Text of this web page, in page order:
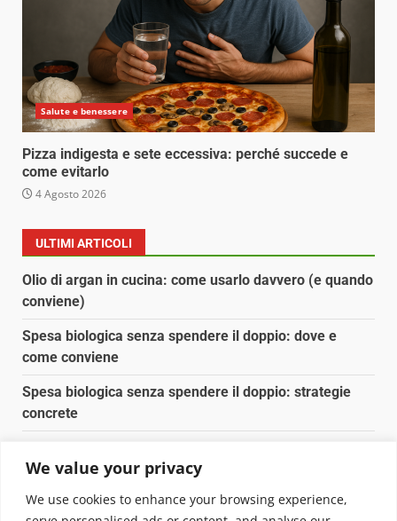
We value your privacy
We use cookies to enhance your browsing experience,
Salute e benessere
Pizza indigesta e sete eccessiva: perché succede e
come evitarlo
4 Agosto 2026
ULTIMI ARTICOLI
Olio di argan in cucina: come usarlo davvero (e quando
conviene)
Spesa biologica senza spendere il doppio: dove e
come conviene
Spesa biologica senza spendere il doppio: strategie
concrete
Pulizia naturale della casa: 3 ingredienti che
sostituiscono 10 prodotti chimici